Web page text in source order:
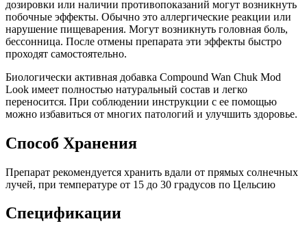
дозировки или наличии противопоказаний могут возникнуть
побочные эффекты. Обычно это аллергические реакции или
нарушение пищеварения. Могут возникнуть головная боль,
бессонница. После отмены препарата эти эффекты быстро
проходят самостоятельно.
Биологически активная добавка Compound Wan Chuk Mod
Look имеет полностью натуральный состав и легко
переносится. При соблюдении инструкции с ее помощью
можно избавиться от многих патологий и улучшить здоровье.
Способ Хранения
Препарат рекомендуется хранить вдали от прямых солнечных
лучей, при температуре от 15 до 30 градусов по Цельсию
Спецификации